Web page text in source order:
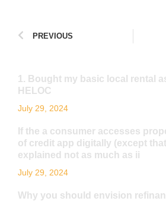
PREVIOUS
1. Bought my basic local rental
HELOC
July 29, 2024
If the a consumer accesses
of credit app digitally (except
explained not as much as ii
July 29, 2024
Why you should envision